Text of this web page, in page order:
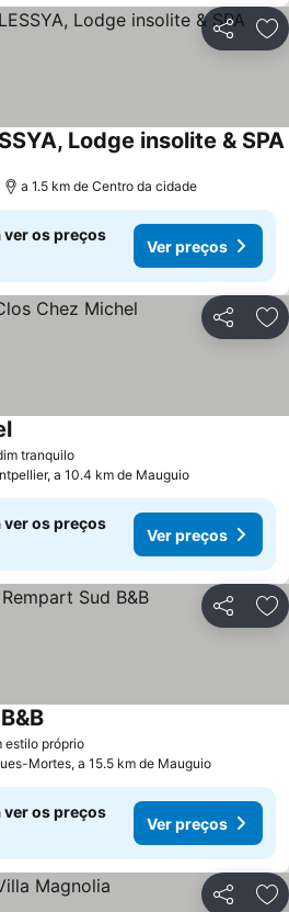
Partilhar
Lodge insolite & SPA
a 1.5 km de Centro da cidade
ver os preços
Ver preços
Partilhar
tranquilo
a 10.4 km de Mauguio
ver os preços
Ver preços
Partilhar
estilo próprio
Mortes, a 15.5 km de Mauguio
ver os preços
Ver preços
Partilhar